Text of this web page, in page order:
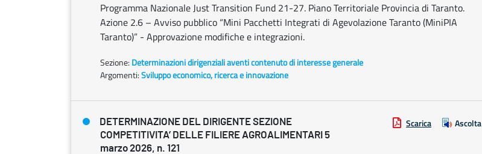
Programma Nazionale Just Transition Fund 21-27. Piano Territoriale Provincia di Taranto.
Azione 2.6 – Avviso pubblico “Mini Pacchetti Integrati di Agevolazione Taranto (MiniPIA
Taranto)” - Approvazione modifiche e integrazioni.
Sezione: Determinazioni dirigenziali aventi contenuto di interesse generale
Argomenti:Sviluppo economico, ricerca e innovazione
DETERMINAZIONE DEL DIRIGENTE SEZIONE
COMPETITIVITA’ DELLE FILIERE AGROALIMENTARI 5
marzo 2026, n. 121
Scarica Ascolta